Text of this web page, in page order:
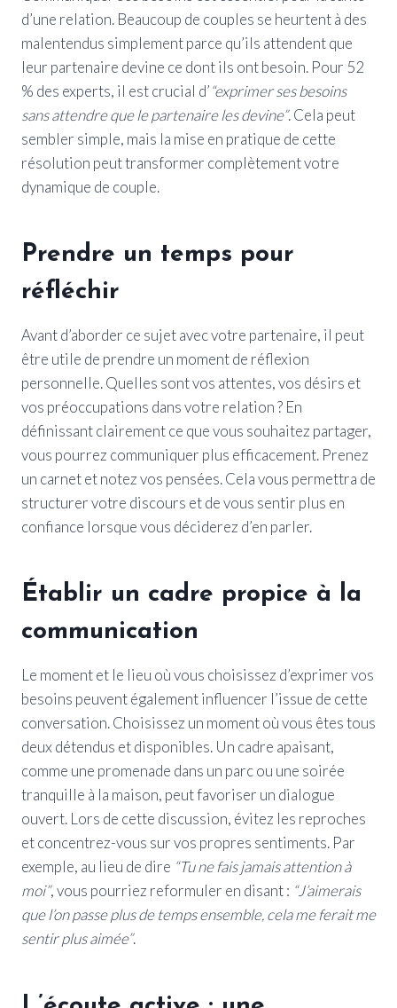
d’une relation. Beaucoup de couples se heurtent à des
malentendus simplement parce qu’ils attendent que
leur partenaire devine ce dont ils ont besoin. Pour 52
% des experts, il est crucial d’“exprimer ses besoins
sans attendre que le partenaire les devine”. Cela peut
sembler simple, mais la mise en pratique de cette
résolution peut transformer complètement votre
dynamique de couple.
Prendre un temps pour
réfléchir
Avant d’aborder ce sujet avec votre partenaire, il peut
être utile de prendre un moment de réflexion
personnelle. Quelles sont vos attentes, vos désirs et
vos préoccupations dans votre relation ? En
définissant clairement ce que vous souhaitez partager,
vous pourrez communiquer plus efficacement. Prenez
un carnet et notez vos pensées. Cela vous permettra de
structurer votre discours et de vous sentir plus en
confiance lorsque vous déciderez d’en parler.
Établir un cadre propice à la
communication
Le moment et le lieu où vous choisissez d’exprimer vos
besoins peuvent également influencer l’issue de cette
conversation. Choisissez un moment où vous êtes tous
deux détendus et disponibles. Un cadre apaisant,
comme une promenade dans un parc ou une soirée
tranquille à la maison, peut favoriser un dialogue
ouvert. Lors de cette discussion, évitez les reproches
et concentrez-vous sur vos propres sentiments. Par
exemple, au lieu de dire “Tu ne fais jamais attention à
moi”, vous pourriez reformuler en disant : “J’aimerais
que l’on passe plus de temps ensemble, cela me ferait me
sentir plus aimée”.